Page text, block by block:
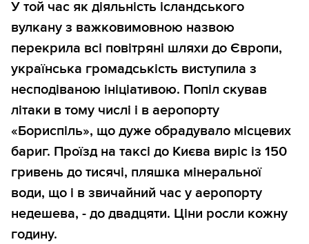
У той час як діяльність ісландського
вулкану з важковимовною назвою
перекрила всі повітряні шляхи до Європи,
українська громадськість виступила з
несподіваною ініціативою. Попіл скував
літаки в тому числі і в аеропорту
«Бориспіль», що дуже обрадувало місцевих
бариг. Проїзд на таксі до Києва виріс із 150
гривень до тисячі, пляшка мінеральної
води, що і в звичайний час у аеропорту
недешева, - до двадцяти. Ціни росли кожну
годину.